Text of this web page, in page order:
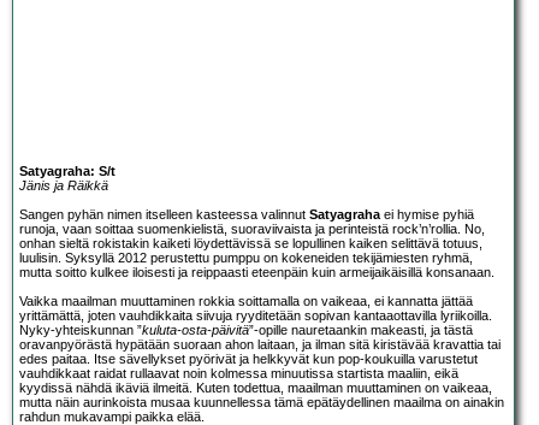
Satyagraha: S/t
Jänis ja Räikkä
Sangen pyhän nimen itselleen kasteessa valinnut Satyagraha ei hymise pyhiä
runoja, vaan soittaa suomenkielistä, suoraviivaista ja perinteistä rock’n’rollia. No,
onhan sieltä rokistakin kaiketi löydettävissä se lopullinen kaiken selittävä totuus,
luulisin. Syksyllä 2012 perustettu pumppu on kokeneiden tekijämiesten ryhmä,
mutta soitto kulkee iloisesti ja reippaasti eteenpäin kuin armeijaikäisillä konsanaan.
Vaikka maailman muuttaminen rokkia soittamalla on vaikeaa, ei kannatta jättää
yrittämättä, joten vauhdikkaita siivuja ryyditetään sopivan kantaaottavilla lyriikoilla.
Nyky-yhteiskunnan ”kuluta-osta-päivitä”-opille nauretaankin makeasti, ja tästä
oravanpyörästä hypätään suoraan ahon laitaan, ja ilman sitä kiristävää kravattia tai
edes paitaa. Itse sävellykset pyörivät ja helkkyvät kun pop-koukuilla varustetut
vauhdikkaat raidat rullaavat noin kolmessa minuutissa startista maaliin, eikä
kyydissä nähdä ikäviä ilmeitä. Kuten todettua, maailman muuttaminen on vaikeaa,
mutta näin aurinkoista musaa kuunnellessa tämä epätäydellinen maailma on ainakin
rahdun mukavampi paikka elää.